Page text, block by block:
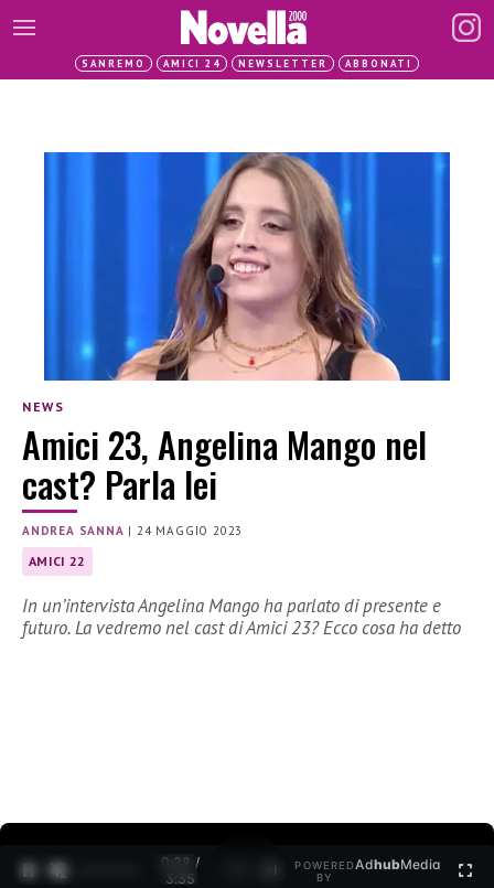
SANREMO AMICI 24 NEWSLETTER ABBONATI
NEWS
Amici 23, Angelina Mango nel
cast? Parla lei
ANDREA SANNA |24 MAGGIO 2023
AMICI 22
In un’intervista Angelina Mango ha parlato di presente e
futuro. La vedremo nel cast di Amici 23? Ecco cosa ha detto
0:30 /
3:35
POWERED
BY
AdhubMedia